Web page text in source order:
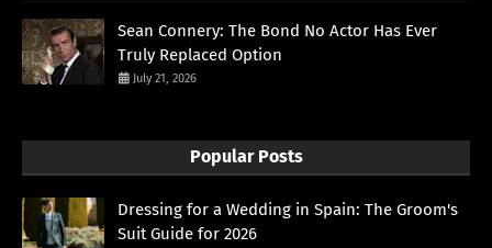
Sean Connery: The Bond No Actor Has Ever
Truly Replaced Option
July 21, 2026
Popular Posts
Dressing for a Wedding in Spain: The Groom's
Suit Guide for 2026